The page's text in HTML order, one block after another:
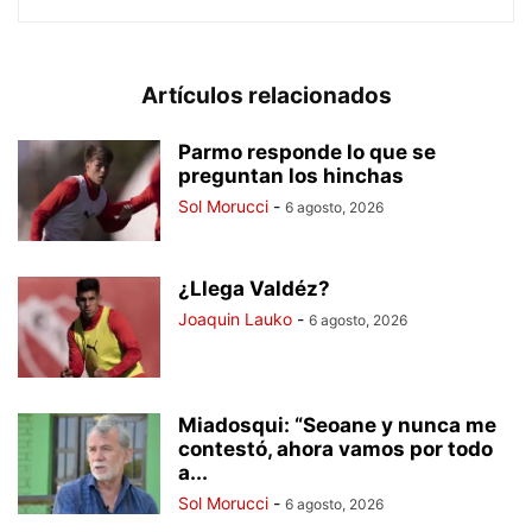
Artículos relacionados
Parmo responde lo que se
preguntan los hinchas
Sol Morucci - 6 agosto, 2026
¿Llega Valdéz?
Joaquin Lauko - 6 agosto, 2026
Miadosqui: “Seoane y nunca me
contestó, ahora vamos por todo
a...
Sol Morucci - 6 agosto, 2026